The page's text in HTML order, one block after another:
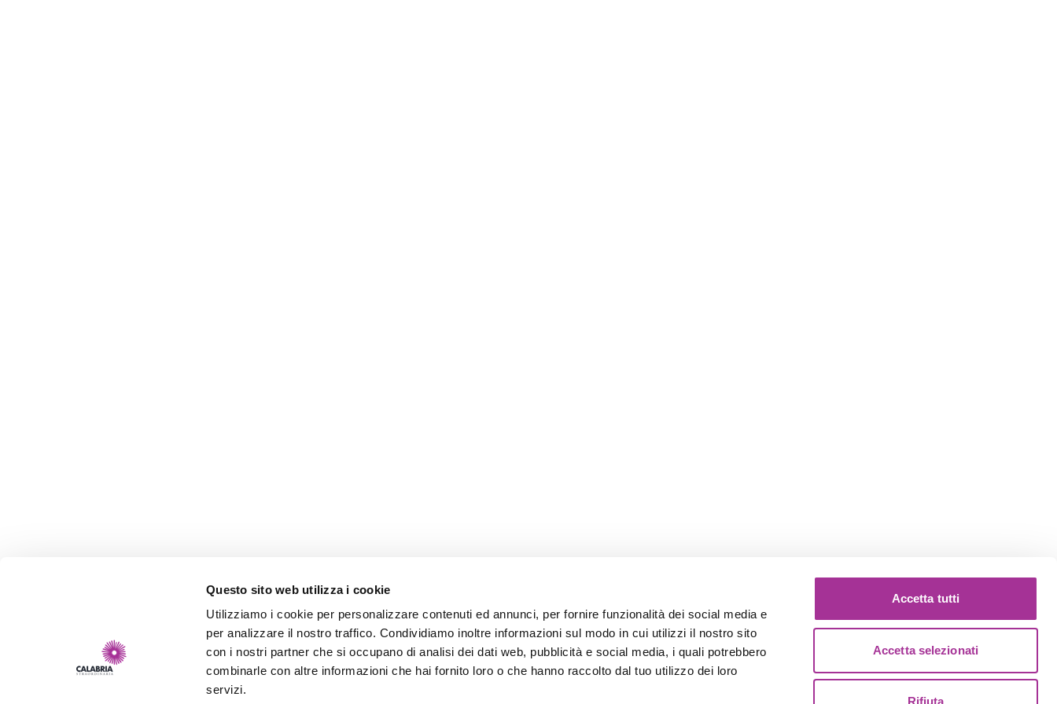
Questo sito web utilizza i cookie
Utilizziamo i cookie per personalizzare contenuti ed annunci, per fornire funzionalità dei social media e
per analizzare il nostro traffico. Condividiamo inoltre informazioni sul modo in cui utilizzi il nostro sito
con i nostri partner che si occupano di analisi dei dati web, pubblicità e social media, i quali potrebbero
combinarle con altre informazioni che hai fornito loro o che hanno raccolto dal tuo utilizzo dei loro
servizi.
Accetta tutti
Accetta selezionati
Rifiuta